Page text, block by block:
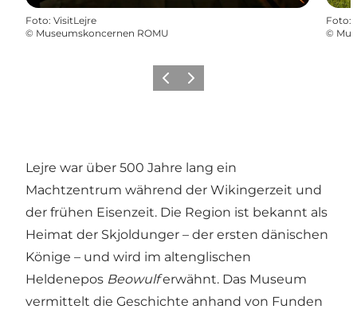
Foto: VisitLejre
© Museumskoncernen ROMU
Foto:
©
ZurückWeiter
Lejre war über 500 Jahre lang ein
Machtzentrum während der Wikingerzeit und
der frühen Eisenzeit. Die Region ist bekannt als
Heimat der Skjoldunger – der ersten dänischen
Könige – und wird im altenglischen
Heldenepos Beowulferwähnt. Das Museum
vermittelt die Geschichte anhand von Funden